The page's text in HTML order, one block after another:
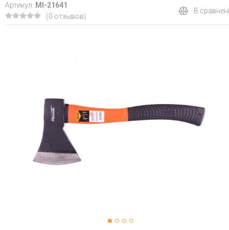
Артикул: MI-21641
(0 отзывов)
В